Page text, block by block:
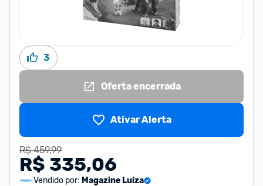
3
Oferta encerrada
Ativar Alerta
R$ 459,99
R$ 335,06
Vendido por: Magazine Luiza